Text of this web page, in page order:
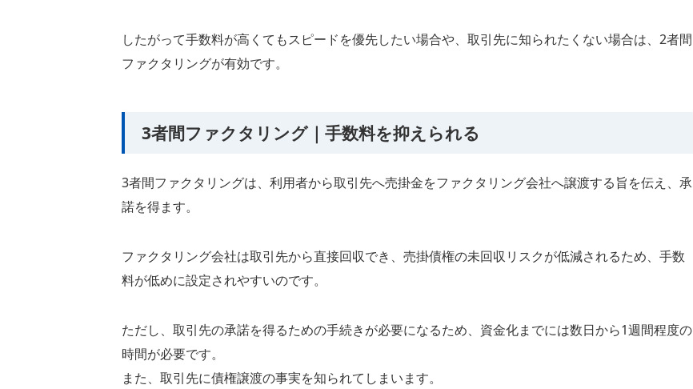
したがって手数料が高くてもスピードを優先したい場合や、取引先に知られたくない場合は、2者間
ファクタリングが有効です。
3者間ファクタリング｜手数料を抑えられる
3者間ファクタリングは、利用者から取引先へ売掛金をファクタリング会社へ譲渡する旨を伝え、承
諾を得ます。
ファクタリング会社は取引先から直接回収でき、売掛債権の未回収リスクが低減されるため、手数
料が低めに設定されやすいのです。
ただし、取引先の承諾を得るための手続きが必要になるため、資金化までには数日から1週間程度の
時間が必要です。
また、取引先に債権譲渡の事実を知られてしまいます。